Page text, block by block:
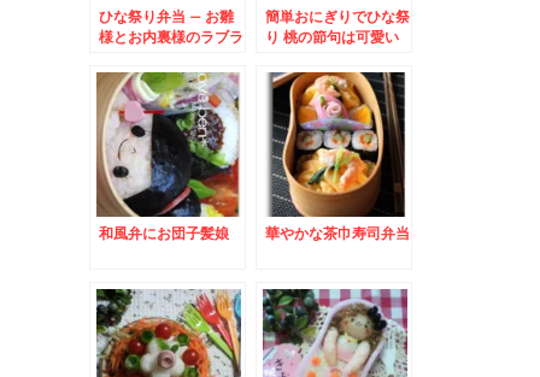
ひな祭り弁当 – お雛
様とお内裏様のラブラ
簡単おにぎりでひな祭
り 桃の節句は可愛い
和風弁にお団子髪娘 華やかな茶巾寿司弁当